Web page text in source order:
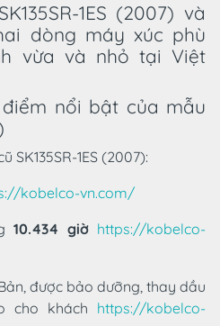
1ES (2007) và
dòng máy xúc phù
vừa và nhỏ tại Việt
nổi bật của mẫu
SK135SR-1ES (2007):
kobelco-vn.com/
10.434 giờ https://kobelco-
được bảo dưỡng, thay dầu
cho khách https://kobelco-